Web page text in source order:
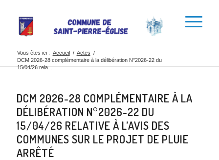
Vous êtes ici : Accueil / Actes /
DCM 2026-28 complémentaire à la délibération N°2026-22 du
15/04/26 rela...
DCM 2026-28 COMPLÉMENTAIRE À LA
DÉLIBÉRATION N°2026-22 DU
15/04/26 RELATIVE À L’AVIS DES
COMMUNES SUR LE PROJET DE PLUIE
ARRÊTÉ